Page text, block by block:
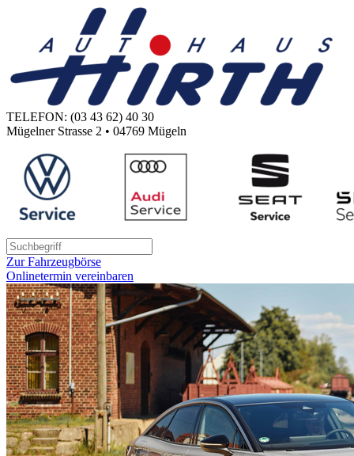
TELEFON: (03 43 62) 40 30
Mügelner Strasse 2 • 04769 Mügeln
Zur Fahrzeugbörse
Onlinetermin vereinbaren